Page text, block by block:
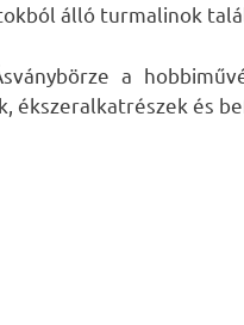
álló turmalinok
a
ékszeralkatrészek és